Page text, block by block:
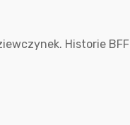
Historie BFF